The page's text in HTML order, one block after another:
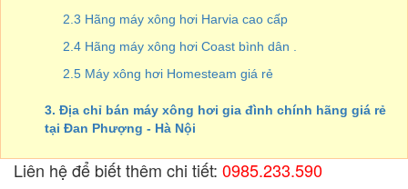
2.3 Hãng máy xông hơi Harvia cao cấp
2.4 Hãng máy xông hơi Coast bình dân .
2.5 Máy xông hơi Homesteam giá rẻ
3. Địa chỉ bán máy xông hơi gia đình chính hãng giá rẻ
tại Đan Phượng - Hà Nội
Liên hệ để biết thêm chi tiết: 0985.233.590